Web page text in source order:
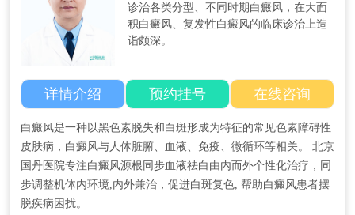
诊治各类分型、不同时期白癜风，在大面
积白癜风、复发性白癜风的临床诊治上造
诣颇深。
详情介绍 预约挂号 在线咨询
白癜风是一种以黑色素脱失和白斑形成为特征的常见色素障碍性
皮肤病，白癜风与人体脏腑、血液、免疫、微循环等相关。 北京
国丹医院专注白癜风源根同步血液祛白由内而外个性化治疗，同
步调整机体内环境,内外兼治，促进白斑复色, 帮助白癜风患者摆
脱疾病困扰。